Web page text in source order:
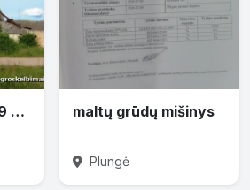
Parduodamas 849 m2 ploto mūrinis grūdų sandėlis su žemės sklypu
maltų grūdų mišinys
Plungė